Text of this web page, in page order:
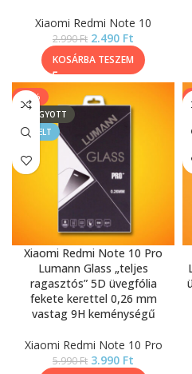
Xiaomi Redmi Note 10
2.990Ft 2.490 Ft
KOSÁRBA TESZEM
-33%
ELFOGYOTT
KIEMELT
Xiaomi Redmi Note 10 Pro
Lumann Glass „teljes
ragasztós” 5D üvegfólia
fekete kerettel 0,26 mm
vastag 9H keménységű
Xiaomi Redmi Note 10 Pro
5.990Ft 3.990 Ft